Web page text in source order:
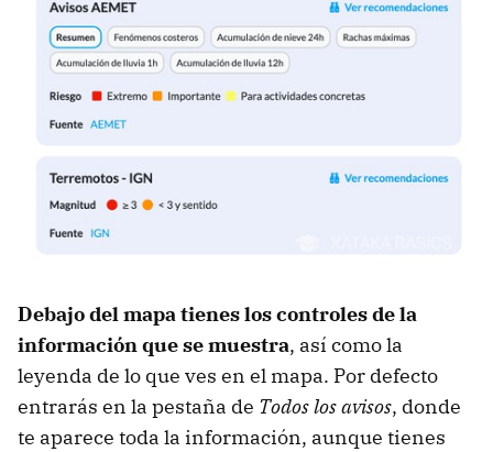
Debajo del mapa tienes los controles de la
información que se muestra, así como la
leyenda de lo que ves en el mapa. Por defecto
entrarás en la pestaña de Todos los avisos, donde
te aparece toda la información, aunque tienes